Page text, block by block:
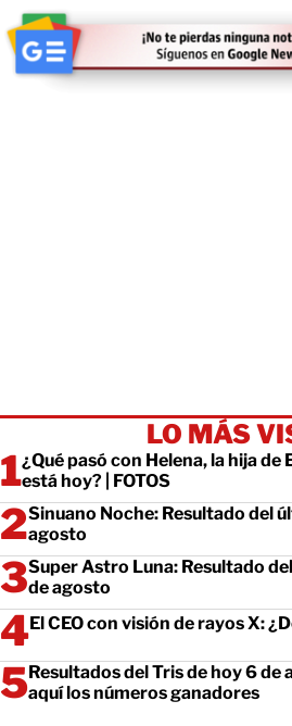
LO MÁS
¿Qué pasó con Helena, la hija
está hoy? | FOTOS
Sinuano Noche: Resultado del
agosto
Super Astro Luna: Resultado
de agosto
El CEO con visión de rayos X:
Resultados del Tris de hoy 6 de
aquí los números ganadores